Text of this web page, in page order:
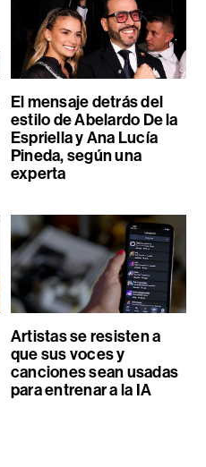
El mensaje detrás del
estilo de Abelardo De la
Espriella y Ana Lucía
Pineda, según una
experta
Artistas se resisten a
que sus voces y
canciones sean usadas
para entrenar a la IA